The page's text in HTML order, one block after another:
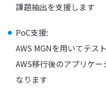
課題抽出を支援します
PoC支援:
AWS MGNを用いてテス
AWS移行後のアプリケ
なります